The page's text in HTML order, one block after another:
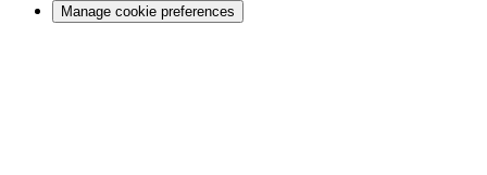
Manage cookie preferences